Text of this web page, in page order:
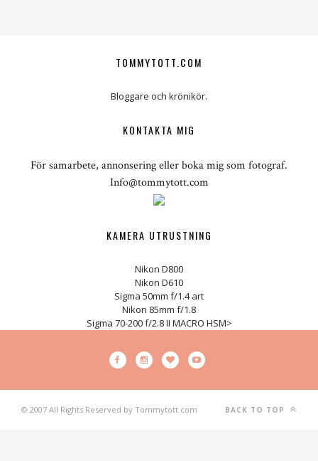
TOMMYTOTT.COM
Bloggare och krönikör.
KONTAKTA MIG
För samarbete, annonsering eller boka mig som fotograf.
Info@tommytott.com
KAMERA UTRUSTNING
Nikon D800
Nikon D610
Sigma 50mm f/1.4 art
Nikon 85mm f/1.8
Sigma 70-200 f/2.8 II MACRO HSM>
© 2007 All Rights Reserved by Tommytott.com BACK TO TOP